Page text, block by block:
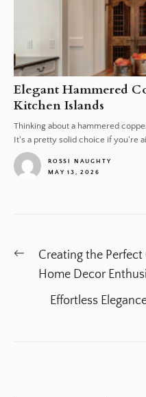
Elegant Hammered
Kitchen Islands
Thinking about a hammered
It's a pretty solid choice if you're
ROSSI NAUGHTY
MAY 13, 2026
Post
navigation
PreviousCreating the
Home Decor
Effortless